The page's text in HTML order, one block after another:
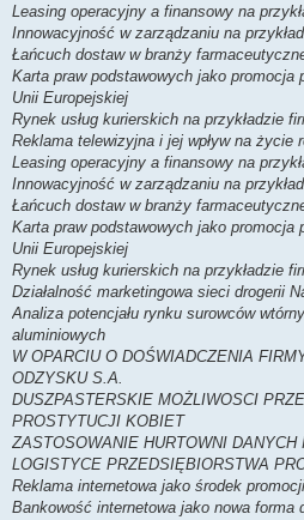
Leasing operacyjny a finansowy na
Innowacyjność w zarządzaniu na
Łańcuch dostaw w branży
Karta praw podstawowych jako promocja
Unii Europejskiej
Rynek usług kurierskich na przykładzie
Reklama telewizyjna i jej wpływ na życie
Leasing operacyjny a finansowy na
Innowacyjność w zarządzaniu na
Łańcuch dostaw w branży
Karta praw podstawowych jako promocja
Unii Europejskiej
Rynek usług kurierskich na przykładzie
Działalność marketingowa sieci drogerii
Analiza potencjału rynku surowców
aluminiowych
W OPARCIU O DOŚWIADCZENIA
ODZYSKU S.A.
DUSZPASTERSKIE MOŻLIWOSCI
PROSTYTUCJI KOBIET
ZASTOSOWANIE HURTOWNI
LOGISTYCE PRZEDSIĘBIORSTWA
Reklama internetowa jako środek
Bankowość internetowa jako nowa forma